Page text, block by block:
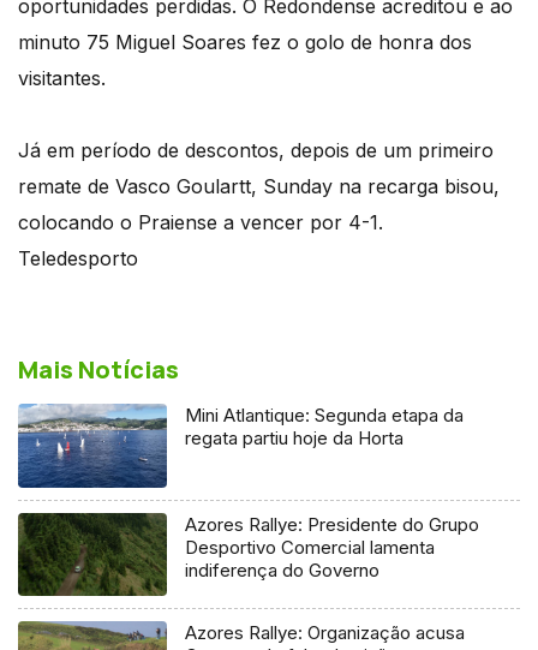
oportunidades perdidas. O Redondense acreditou e ao
minuto 75 Miguel Soares fez o golo de honra dos
visitantes.
Já em período de descontos, depois de um primeiro
remate de Vasco Goulartt, Sunday na recarga bisou,
colocando o Praiense a vencer por 4-1.
Teledesporto
Mais Notícias
Mini Atlantique: Segunda etapa da
regata partiu hoje da Horta
Azores Rallye: Presidente do Grupo
Desportivo Comercial lamenta
indiferença do Governo
Azores Rallye: Organização acusa